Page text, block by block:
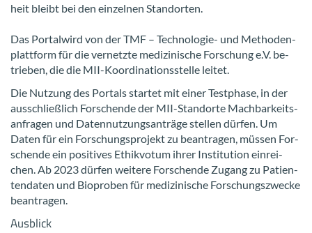
heit bleibt bei den ein­zel­nen Stand­or­ten.
Das Por­tal­wird von der TMF – Technologie-​ und Me­tho­den­
platt­form für die ver­netz­te me­di­zi­ni­sche For­schung e.V. be­
trie­ben, die die MII-​Koordinationsstelle lei­tet.
Die Nut­zung des Por­tals star­tet mit einer Test­pha­se, in der
aus­schließ­lich For­schen­de der MII-​Standorte Mach­bar­keits­
an­fra­gen und Da­ten­nut­zungs­an­trä­ge stel­len dür­fen. Um
Daten für ein For­schungs­pro­jekt zu be­an­tra­gen, müs­sen For­
schen­de ein po­si­ti­ves Ethik­vo­tum ihrer In­sti­tu­ti­on ein­rei­
chen. Ab 2023 dür­fen wei­te­re For­schen­de Zu­gang zu Pa­ti­en­
ten­da­ten und Bio­pro­ben für me­di­zi­ni­sche For­schungs­zwe­cke
be­an­tra­gen.
Aus­blick